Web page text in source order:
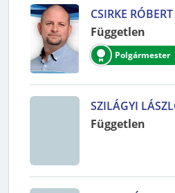
CSIRKE RÓBERT
Független
Polgármester
SZILÁGYI
Független